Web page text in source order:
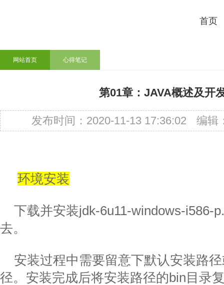
首页
网站首页 心得笔记
第01章：JAVA概述及开
发布时间：2020-11-13 17:36:02 编辑
环境安装
下载并安装jdk-6u11-windows-i586-
去。
安装过程中需要留意下默认安装路
径。安装完成后将安装路径的bin目录